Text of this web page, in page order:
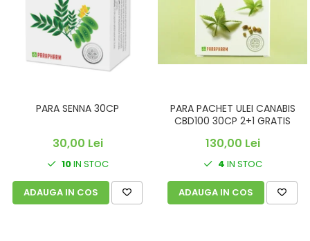
PARA SENNA 30CP
30,00 Lei
10IN STOC
ADAUGA IN COS
PARA PACHET ULEI CANABIS
CBD100 30CP 2+1 GRATIS
130,00 Lei
4 IN STOC
ADAUGA IN COS